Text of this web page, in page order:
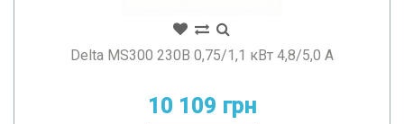
Delta MS300 230В 0,75/1,1 кВт 4,8/5,0 А
10 109 грн